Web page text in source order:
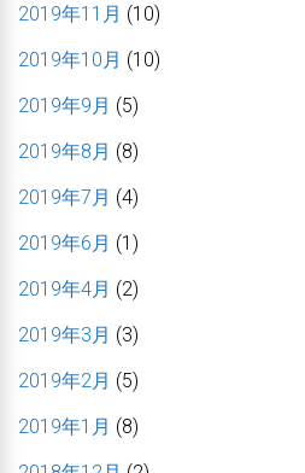
2019年11月 (10)
2019年10月 (10)
2019年9月 (5)
2019年8月 (8)
2019年7月 (4)
2019年6月 (1)
2019年4月 (2)
2019年3月 (3)
2019年2月 (5)
2019年1月 (8)